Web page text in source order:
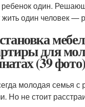
ребенок один.
жить один человек —
для
(39 фото)
молодая семья с
Но не стоит